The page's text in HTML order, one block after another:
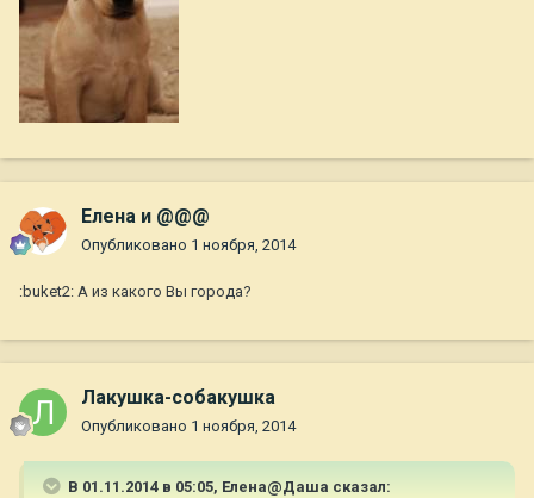
Елена и @@@
Опубликовано 1 ноября, 2014
:buket2: А из какого Вы города?
Лакушка-собакушка
Опубликовано 1 ноября, 2014
В 01.11.2014 в 05:05, Елена@Даша сказал: